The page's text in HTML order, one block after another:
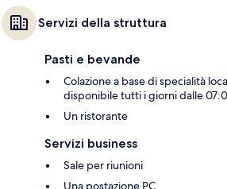
Servizi della struttura
Pasti e bevande
Colazione a base di specialità
disponibile tutti i giorni dalle
Un ristorante
Servizi business
Sale per riunioni
Una postazione PC